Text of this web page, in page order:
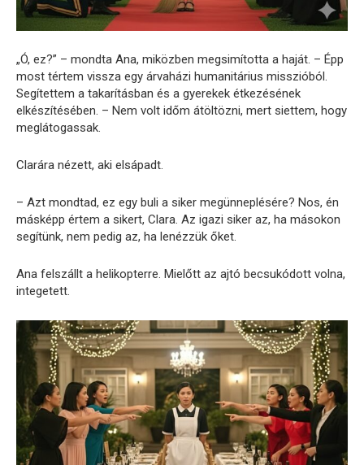
„Ó, ez?” – mondta Ana, miközben megsimította a haját. – Épp
most tértem vissza egy árvaházi humanitárius misszióból.
Segítettem a takarításban és a gyerekek étkezésének
elkészítésében. – Nem volt időm átöltözni, mert siettem, hogy
meglátogassak.
Clarára nézett, aki elsápadt.
– Azt mondtad, ez egy buli a siker megünneplésére? Nos, én
másképp értem a sikert, Clara. Az igazi siker az, ha másokon
segítünk, nem pedig az, ha lenézzük őket.
Ana felszállt a helikopterre. Mielőtt az ajtó becsukódott volna,
integetett.